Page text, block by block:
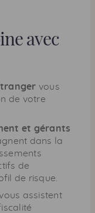
avec
vous
de votre
et gérants
dans la
de
de risque.
assistent